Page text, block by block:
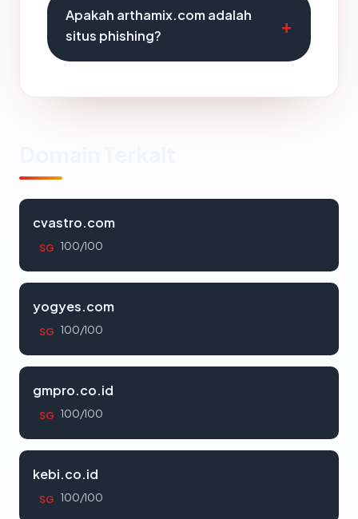
Apakah arthamix.com adalah
situs phishing?
cvastro.com
SG 100/100
yogyes.com
SG 100/100
gmpro.co.id
SG 100/100
kebi.co.id
SG 100/100